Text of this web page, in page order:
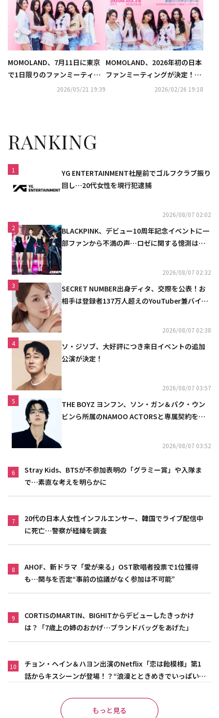
MOMOLAND、7月11日に東京
で1日限りのファンミーティン
2026/05/21 19:39
MOMOLAND、2026年初の日本
ファンミーティングが決定！ホ
ワイトデーに東京にて開催
2026/02/26 19:18
RANKING
1
YG ENTERTAINMENT社屋前でゴルフクラブ振り
回し…20代女性を現行犯逮捕
2026/08/07 02:02
2
BLACKPINK、デビュー10周年記念イベントに一
部ファンから不満の声…ロゼに関する憶測は否
2026/08/07 02:32
3
SECRET NUMBER出身ディタ、交際を公表！お
相手は登録者137万人超えのYouTuber兼バイオ
2026/08/07 02:38
4
ソ・ジソブ、大好評につき来日イベントの追加
公演が決定！
2026/08/07 03:57
5
THE BOYZ ヨンフン、ソン・ガン＆パク・ウン
ビンら所属のNAMOO ACTORSと専属契約を締
2026/08/07 03:52
6
Stray Kids、BTSが不参加表明の「グラミー賞」や入隊ま
で…素直な考えを明らかに
7
20代の日本人女性インフルエンサー、韓国でライブ配信中
に死亡…警察が経緯を調査
8
AHOF、新ドラマ「愛が来る」OST歌唱者投票で1位獲得
も…関与を否定“事前の協議がなく参加は不可能”
9
CORTISのMARTIN、BIGHITからデビューしたきっかけ
は？「7歳上の姉のおかげ…ブランドバッグをあげた」
10
チョン・ヘイン＆ハヨン出演のNetflix「恋は飴模様」第1
話からキスシーンが登場！？“浪漫とときめきでいっぱいの
もっと見る